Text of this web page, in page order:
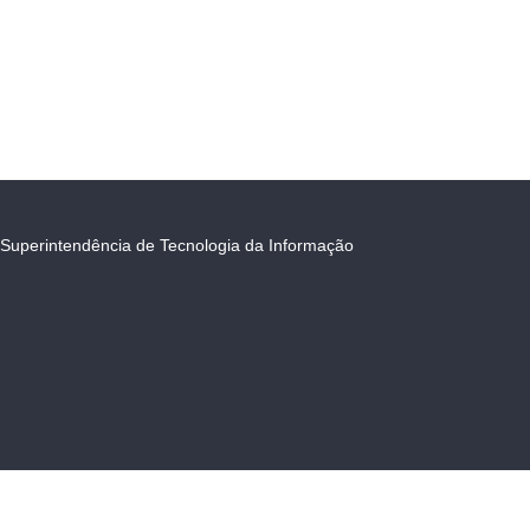
Superintendência de Tecnologia da Informação